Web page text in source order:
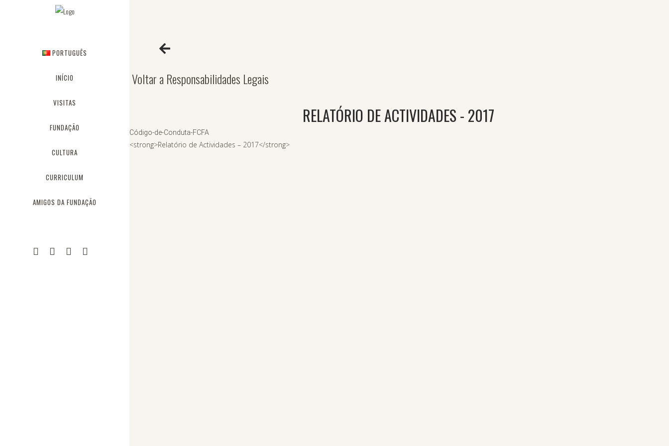
PORTUGUÊS
INÍCIO
VISITAS
FUNDAÇÃO
CULTURA
CURRICULUM
AMIGOS DA FUNDAÇÃO
Voltar a Responsabilidades Legais
RELATÓRIO DE ACTIVIDADES - 2017
Código-de-Conduta-FCFA
<strong>Relatório de Actividades – 2017</strong>